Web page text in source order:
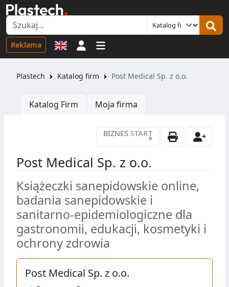
Reklama Logowanie
Plastech Katalog firm Post Medical Sp. z o.o.
Katalog Firm Moja firma
BIZNES START
•
Post Medical Sp. z o.o.
Książeczki sanepidowskie online,
badania sanepidowskie i
sanitarno-epidemiologiczne dla
gastronomii, edukacji, kosmetyki i
ochrony zdrowia
Post Medical Sp. z o.o.